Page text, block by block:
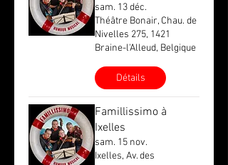
sam. 13 déc.
Théâtre Bonair, Chau. de
Nivelles 275, 1421
Braine-l'Alleud, Belgique
Détails
Famillissimo à
Ixelles
sam. 15 nov.
Ixelles, Av. des